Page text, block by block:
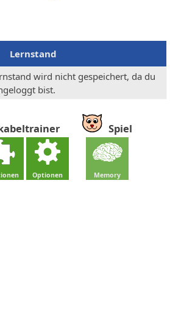
Lernstand
wird nicht gespeichert, da du
bist.
Optionen
Spiel
Memory